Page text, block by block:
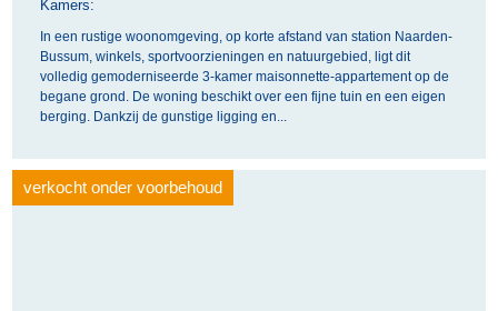
Kamers:
In een rustige woonomgeving, op korte afstand van station Naarden-
Bussum, winkels, sportvoorzieningen en natuurgebied, ligt dit
volledig gemoderniseerde 3-kamer maisonnette-appartement op de
begane grond. De woning beschikt over een fijne tuin en een eigen
berging. Dankzij de gunstige ligging en...
verkocht onder voorbehoud